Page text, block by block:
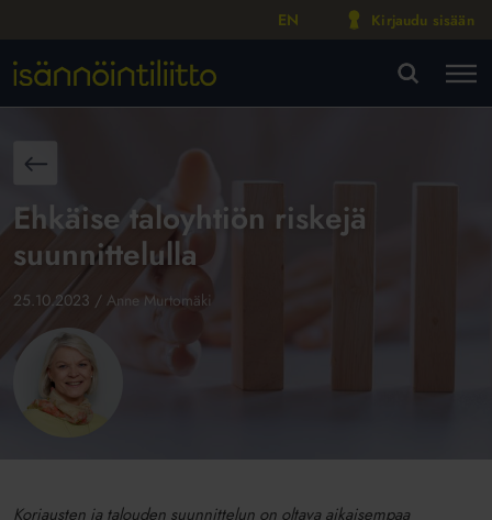
EN Kirjaudu sisään
Ehkäise taloyhtiön riskejä
suunnittelulla
25.10.2023 /Anne Murtomäki
Korjausten ja talouden suunnittelun on oltava aikaisempaa